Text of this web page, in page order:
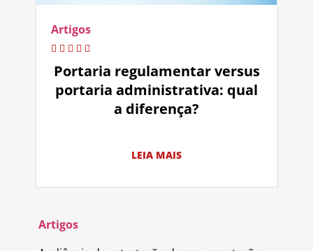
Artigos
Portaria regulamentar versus
portaria administrativa: qual
a diferença?
LEIA MAIS
Artigos